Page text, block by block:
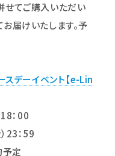
せてご購入いただい
届けいたします。予
デーイベント【e-Lin
：00
23：59
定